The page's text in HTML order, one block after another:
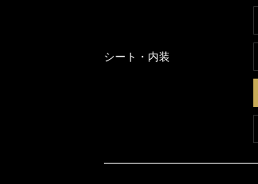
シート・内装